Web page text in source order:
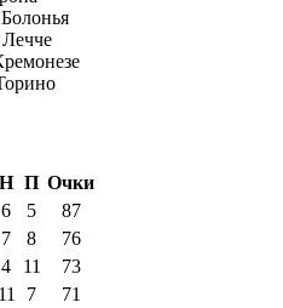
Н П Очки
6 5
87
7 8
76
4 11
73
11 7
71